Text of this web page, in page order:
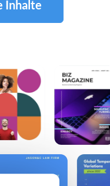
Inhalte